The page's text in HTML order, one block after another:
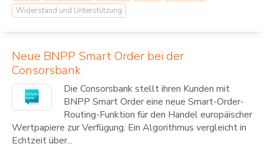
Widerstand und Unterstützung
Neue BNPP Smart Order bei der
Consorsbank
Die Consorsbank stellt ihren Kunden mit
BNPP Smart Order eine neue Smart-Order-
Routing-Funktion für den Handel europäischer
Wertpapiere zur Verfügung. Ein Algorithmus vergleicht in
Echtzeit über...